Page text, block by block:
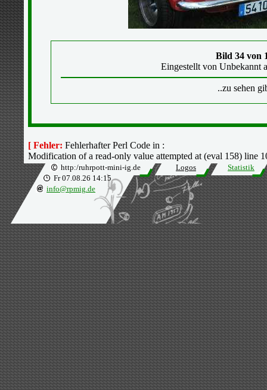
Bild 34 von
Eingestellt von Unbekannt
..zu sehen
[ Fehler: Fehlerhafter Perl Code in :
Modification of a read-only value attempted at (eval 158) line
http:/ruhrpott-mini-ig.de Logos
Statistik
Fr 07.08.26 14:15
info@rpmig.de